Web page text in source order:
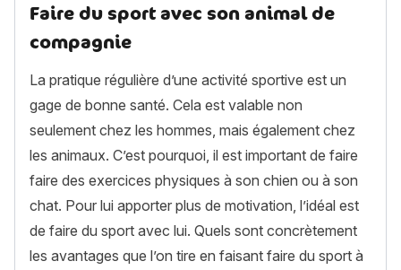
Faire du sport avec son animal de
compagnie
La pratique régulière d’une activité sportive est un
gage de bonne santé. Cela est valable non
seulement chez les hommes, mais également chez
les animaux. C’est pourquoi, il est important de faire
faire des exercices physiques à son chien ou à son
chat. Pour lui apporter plus de motivation, l’idéal est
de faire du sport avec lui. Quels sont concrètement
les avantages que l’on tire en faisant faire du sport à